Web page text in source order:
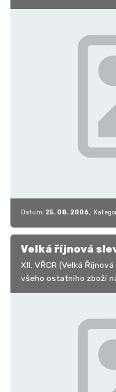
nakoupit. Cykloservis vás
Datum: 25. 08. 2006
Velká říjnová
XII. VŘCR (Velká Říjnová
všeho ostatního zboží